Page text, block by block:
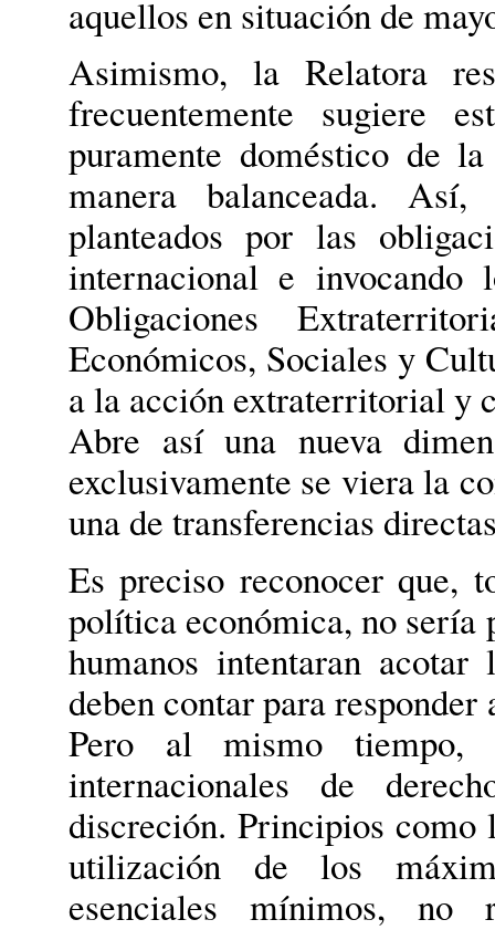
aquellos en situación de
Asimismo, la Relatora
frecuentemente sugiere
puramente doméstico de
manera balanceada.
planteados por las
internacional e invocando
Obligaciones
Económicos, Sociales y
a la acción extraterritorial y
Abre así una nueva
exclusivamente se viera la
una de transferencias
Es preciso reconocer que,
política económica, no sería
humanos intentaran
deben contar para
Pero al mismo tiempo,
internacionales de
discreción. Principios
utilización de los
esenciales mínimos, no